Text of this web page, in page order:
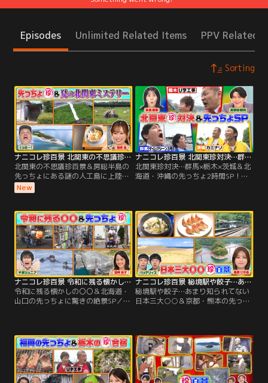
Episodes Unlimited Related Items PPV Related
Sorting
ナニコレ珍百景 北関東の不思議珍百景＆房総半島の先っちょにある謎の人工島に上陸SP（2026/08/02放送分）
北関東の不思議珍百景＆房総半島の
先っちょにある謎の人工島に上陸SP
／▼北関東の夏の不思議珍百景 ・群
馬…川の土手に巨大な滑り台！？＆
城…何のため！？集落にある小屋＆
不思議スイーツのお店 ・栃木…河原
に〇〇のための巨大な石▼千葉の先
っちょに… 房総半島の先っちょで発
見！普段は立ち入れない秘密の人工
島に上陸！
New
ナニコレ珍百景 北関東珍対決…群馬×栃木×茨城＆北海道・沖縄の先っちょ2時間SP！（2026/07/19放送分）
北関東珍対決…群馬×栃木×茨城＆北
海道・沖縄の先っちょ2時間SP！／
城代表：カミナリ ・日本でここだ
け！？珍スポット対決！・珍百景
な“道の駅”対決！・地域ならでは！
不思議なモノ・ミステリー対決▼北
海道の先っちょに…壮大な絶景広が
る世界遺産
ナニコレ珍百景 令和に残る懐かしの〇〇＆北海道・山口の先っちょに驚きの絶景SP（2026/07/12放送分）
令和に残る懐かしの〇〇＆北海道・
山口の先っちょに驚きの絶景SP／▼
の引き売り ・縄文時代から受け継
ぐ…たった1人で伝統漁 ▼集落にた
った1人で生活！？意外な楽しみと
は？ ▼北海道の先っちょに…野生の
ラッコが見られる絶景！
ナニコレ珍百景 秘境駅や餃子…あまり知られてない日本三大○○＆京都・熊本の先っちょ（2026/07/05放送分）
秘境駅や餃子…あまり知られてない
日本三大○○＆京都・熊本の先っち
▼知ってた！？日本三大餃子…宇都
宮、浜松と〇〇 ▼京都の先っちょに
は…歴史的に貴重な灯台＆絶景の夕
日 ▼熊本・天草の先っちょには…天
草四郎が攻め落とせなかったお城